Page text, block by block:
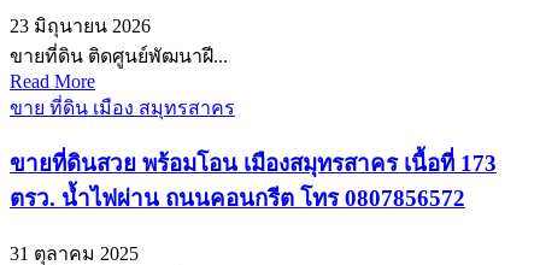
23 มิถุนายน 2026
ขายที่ดิน ติดศูนย์พัฒนาฝี...
Read More
ขาย ที่ดิน เมือง สมุทรสาคร
ขายที่ดินสวย พร้อมโอน เมืองสมุทรสาคร เนื้อที่ 173
ตรว. น้ำไฟผ่าน ถนนคอนกรีต โทร 0807856572
31 ตุลาคม 2025